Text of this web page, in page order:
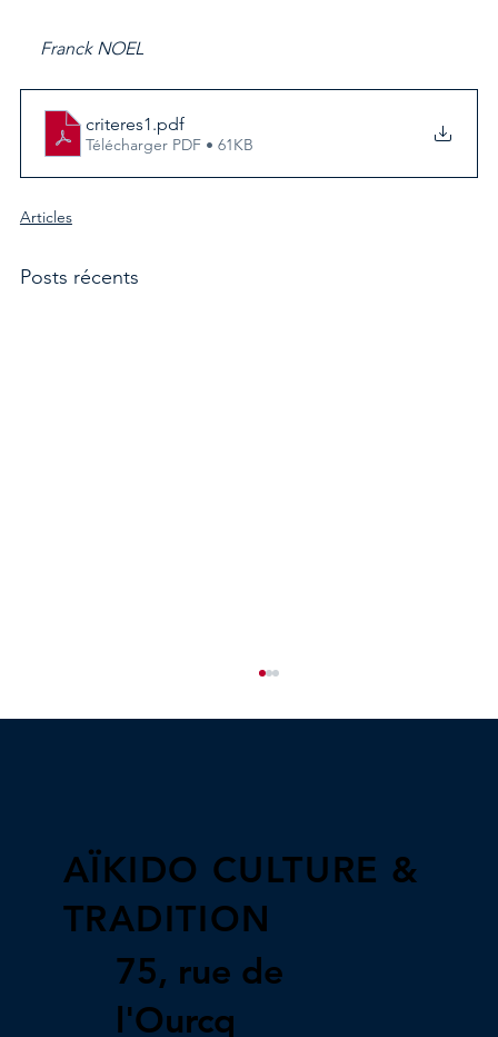
Franck NOEL
criteres1.pdf
Télécharger PDF • 61KB
Articles
Posts récents
AÏKIDO CULTURE &
TRADITION
75, rue de
l'Ourcq